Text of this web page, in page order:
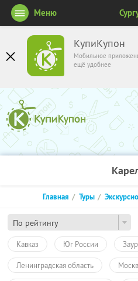
КупиКупон
Мобильное
ещё удобнее
Меню
По рейтингу
Главная Туры
Кавказ Юг России
Ленинградская область